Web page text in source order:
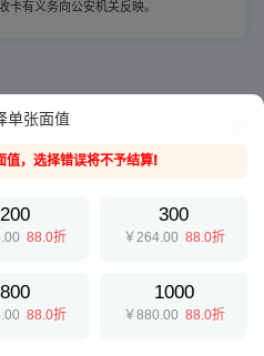
卡有义务向公安机关反映。
交
单张面值
值，选择错误将不予结算!
200
88.0折
300
￥264.00 88.0折
800
88.0折
1000
￥880.00 88.0折